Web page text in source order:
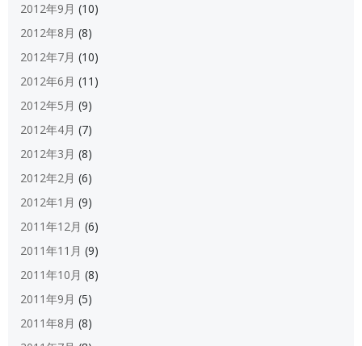
2012年9月 (10)
2012年8月 (8)
2012年7月 (10)
2012年6月 (11)
2012年5月 (9)
2012年4月 (7)
2012年3月 (8)
2012年2月 (6)
2012年1月 (9)
2011年12月 (6)
2011年11月 (9)
2011年10月 (8)
2011年9月 (5)
2011年8月 (8)